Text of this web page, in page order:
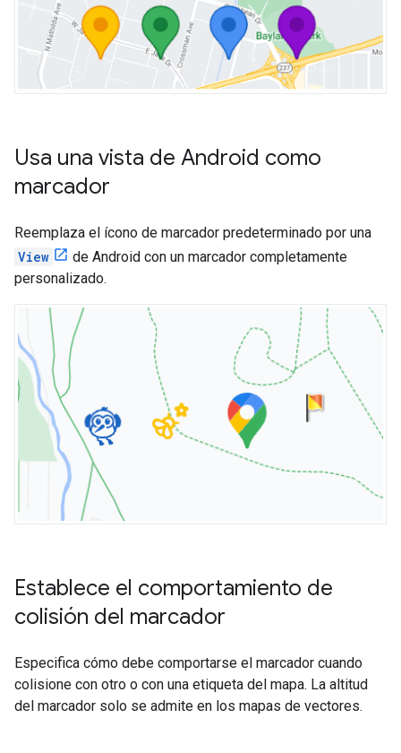
Usa una vista de Android como
marcador
Reemplaza el ícono de marcador predeterminado por una
View
de Android con un marcador completamente
personalizado.
Establece el comportamiento de
colisión del marcador
Especifica cómo debe comportarse el marcador cuando
colisione con otro o con una etiqueta del mapa. La altitud
del marcador solo se admite en los mapas de vectores.